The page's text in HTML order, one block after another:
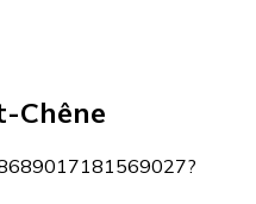
Chêne